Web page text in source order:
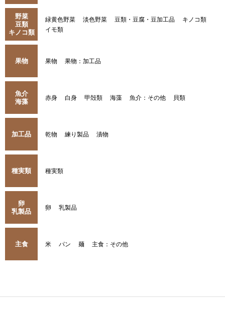
野菜
豆類
キノコ類
緑黄色野菜 淡色野菜 豆類・豆腐・豆加工品
キノコ類
イモ類
果物 果物 果物：加工品
魚介
海藻
赤身 白身 甲殻類 海藻 魚介：その他 貝類
加工品 乾物 練り製品 漬物
種実類 種実類
卵
乳製品
卵 乳製品
主食 米 パン 麺 主食：その他